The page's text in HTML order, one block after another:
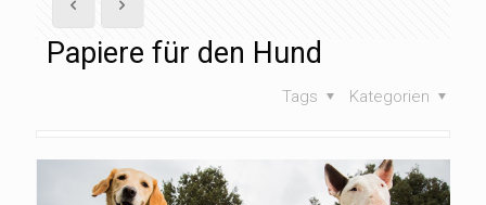
Papiere für den Hund
Kategorien
Tags